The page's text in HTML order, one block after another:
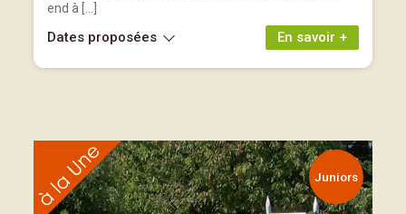
end à […]
En savoir +
Dates proposées
Juniors